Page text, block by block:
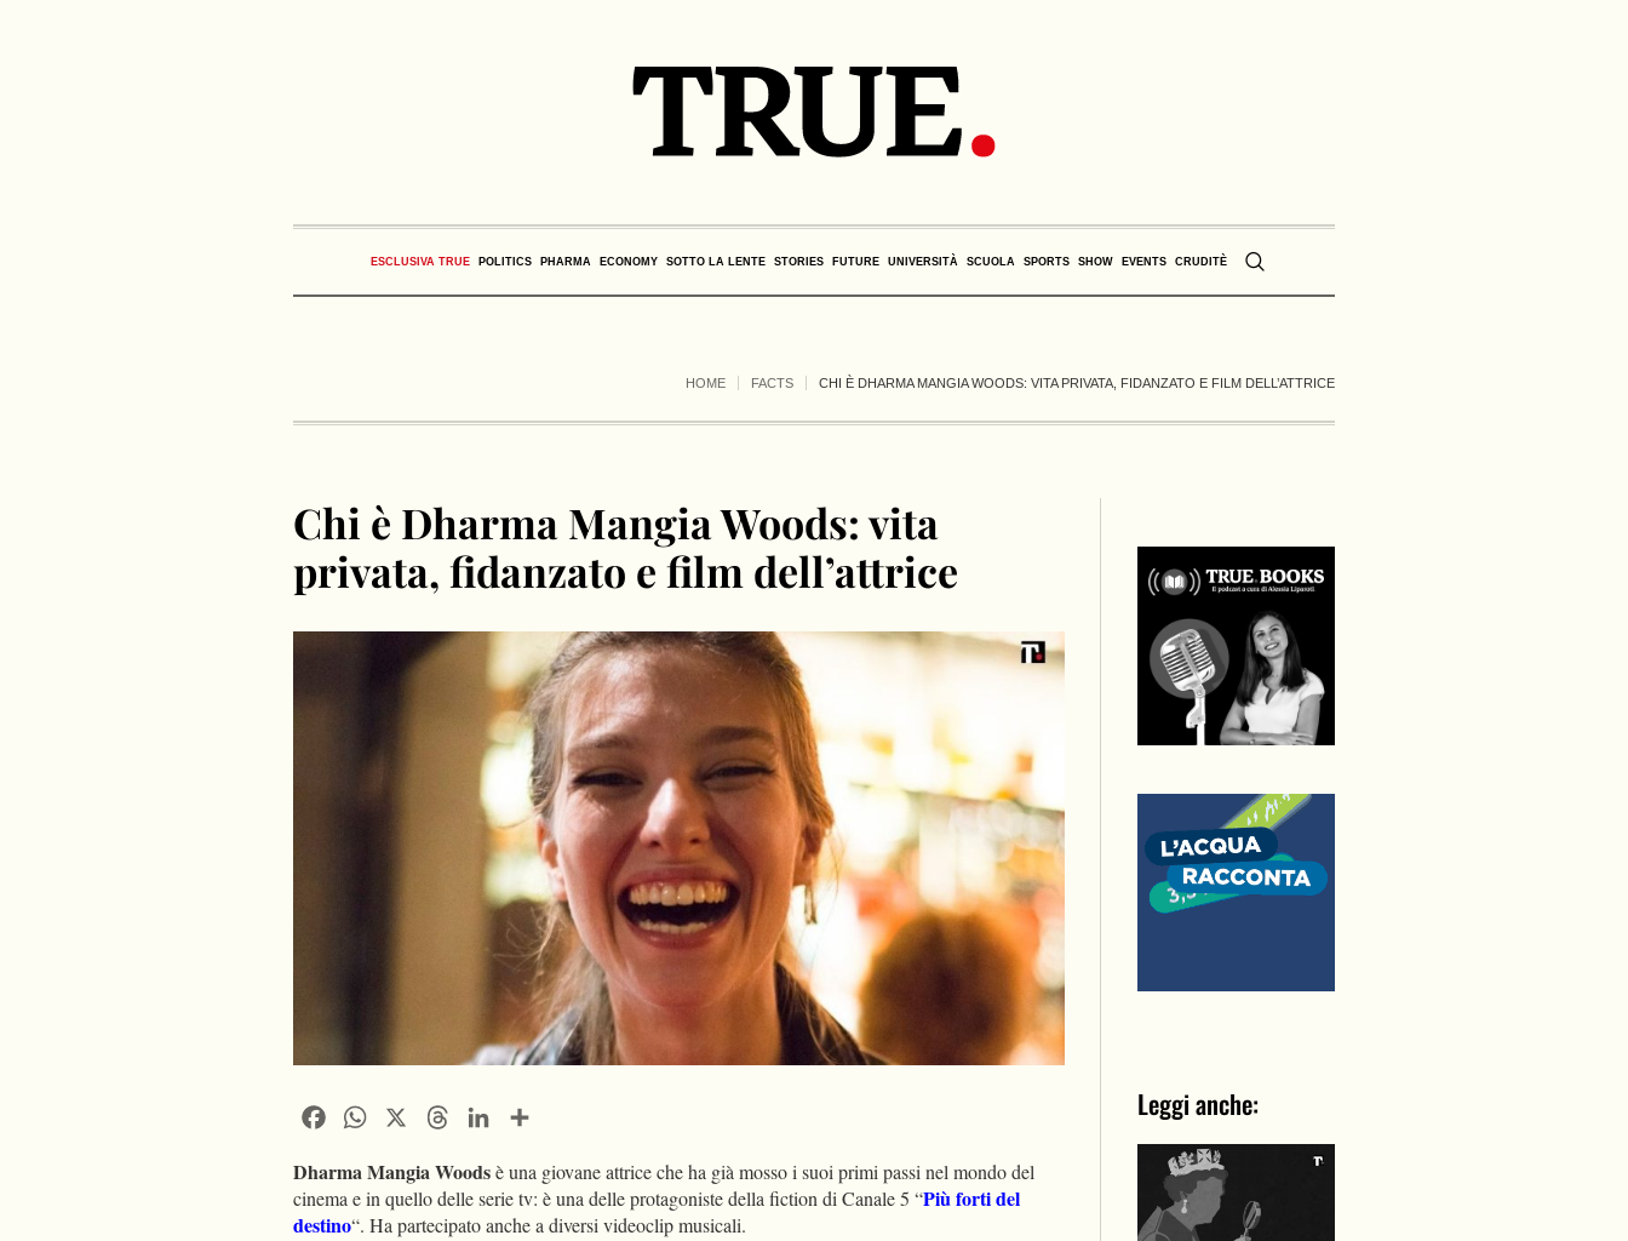
ESCLUSIVA TRUE POLITICS PHARMA ECONOMY SOTTO LA LENTE STORIES FUTURE UNIVERSITÀ SCUOLA SPORTS SHOW EVENTS CRUDITÈ
HOME FACTS CHI È DHARMA MANGIA WOODS: VITA PRIVATA, FIDANZATO E FILM DELL’ATTRICE
Chi è Dharma Mangia Woods: vita
privata, fidanzato e film dell’attrice
FacebookWhatsApp ThreadsLinkedIn
Dharma Mangia Woodsè una giovane attrice che ha già mosso i suoi primi passi nel mondo del
cinema e in quello delle serie tv: è una delle protagoniste della fiction di Canale 5 “Più forti del
destino“. Ha partecipato anche a diversi videoclip musicali.
Leggi anche: